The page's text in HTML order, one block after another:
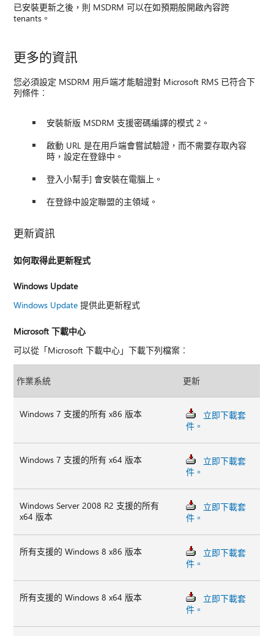
已安裝更新之後，則 MSDRM 可以在如預期般開啟內容跨
tenants。
更多的資訊
您必須設定 MSDRM 用戶端才能驗證對 Microsoft RMS 已符合下
列條件︰
安裝新版 MSDRM 支援密碼編譯的模式 2。
啟動 URL 是在用戶端會嘗試驗證，而不需要存取內容
時，設定在登錄中。
登入小幫手] 會安裝在電腦上。
在登錄中設定聯盟的主領域。
更新資訊
如何取得此更新程式
Windows Update
Windows Update 提供此更新程式
Microsoft 下載中心
可以從「Microsoft 下載中心」下載下列檔案︰
作業系統 更新
Windows 7 支援的所有 x86 版本
立即下載套
件。
Windows 7 支援的所有 x64 版本
立即下載套
件。
Windows Server 2008 R2 支援的所有
x64 版本
立即下載套
件。
所有支援的 Windows 8 x86 版本
立即下載套
件。
所有支援的 Windows 8 x64 版本
立即下載套
件。